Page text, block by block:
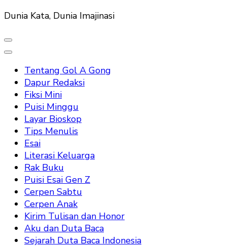
Dunia Kata, Dunia Imajinasi
Tentang Gol A Gong
Dapur Redaksi
Fiksi Mini
Puisi Minggu
Layar Bioskop
Tips Menulis
Esai
Literasi Keluarga
Rak Buku
Puisi Esai Gen Z
Cerpen Sabtu
Cerpen Anak
Kirim Tulisan dan Honor
Aku dan Duta Baca
Sejarah Duta Baca Indonesia